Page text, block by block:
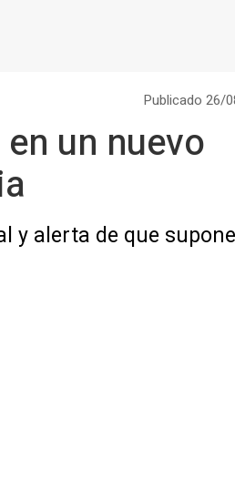
Publicado 26/
un nuevo
y alerta de que